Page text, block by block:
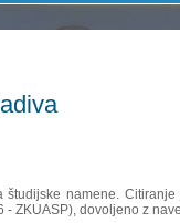
namene.
ZKUASP), dovoljeno z